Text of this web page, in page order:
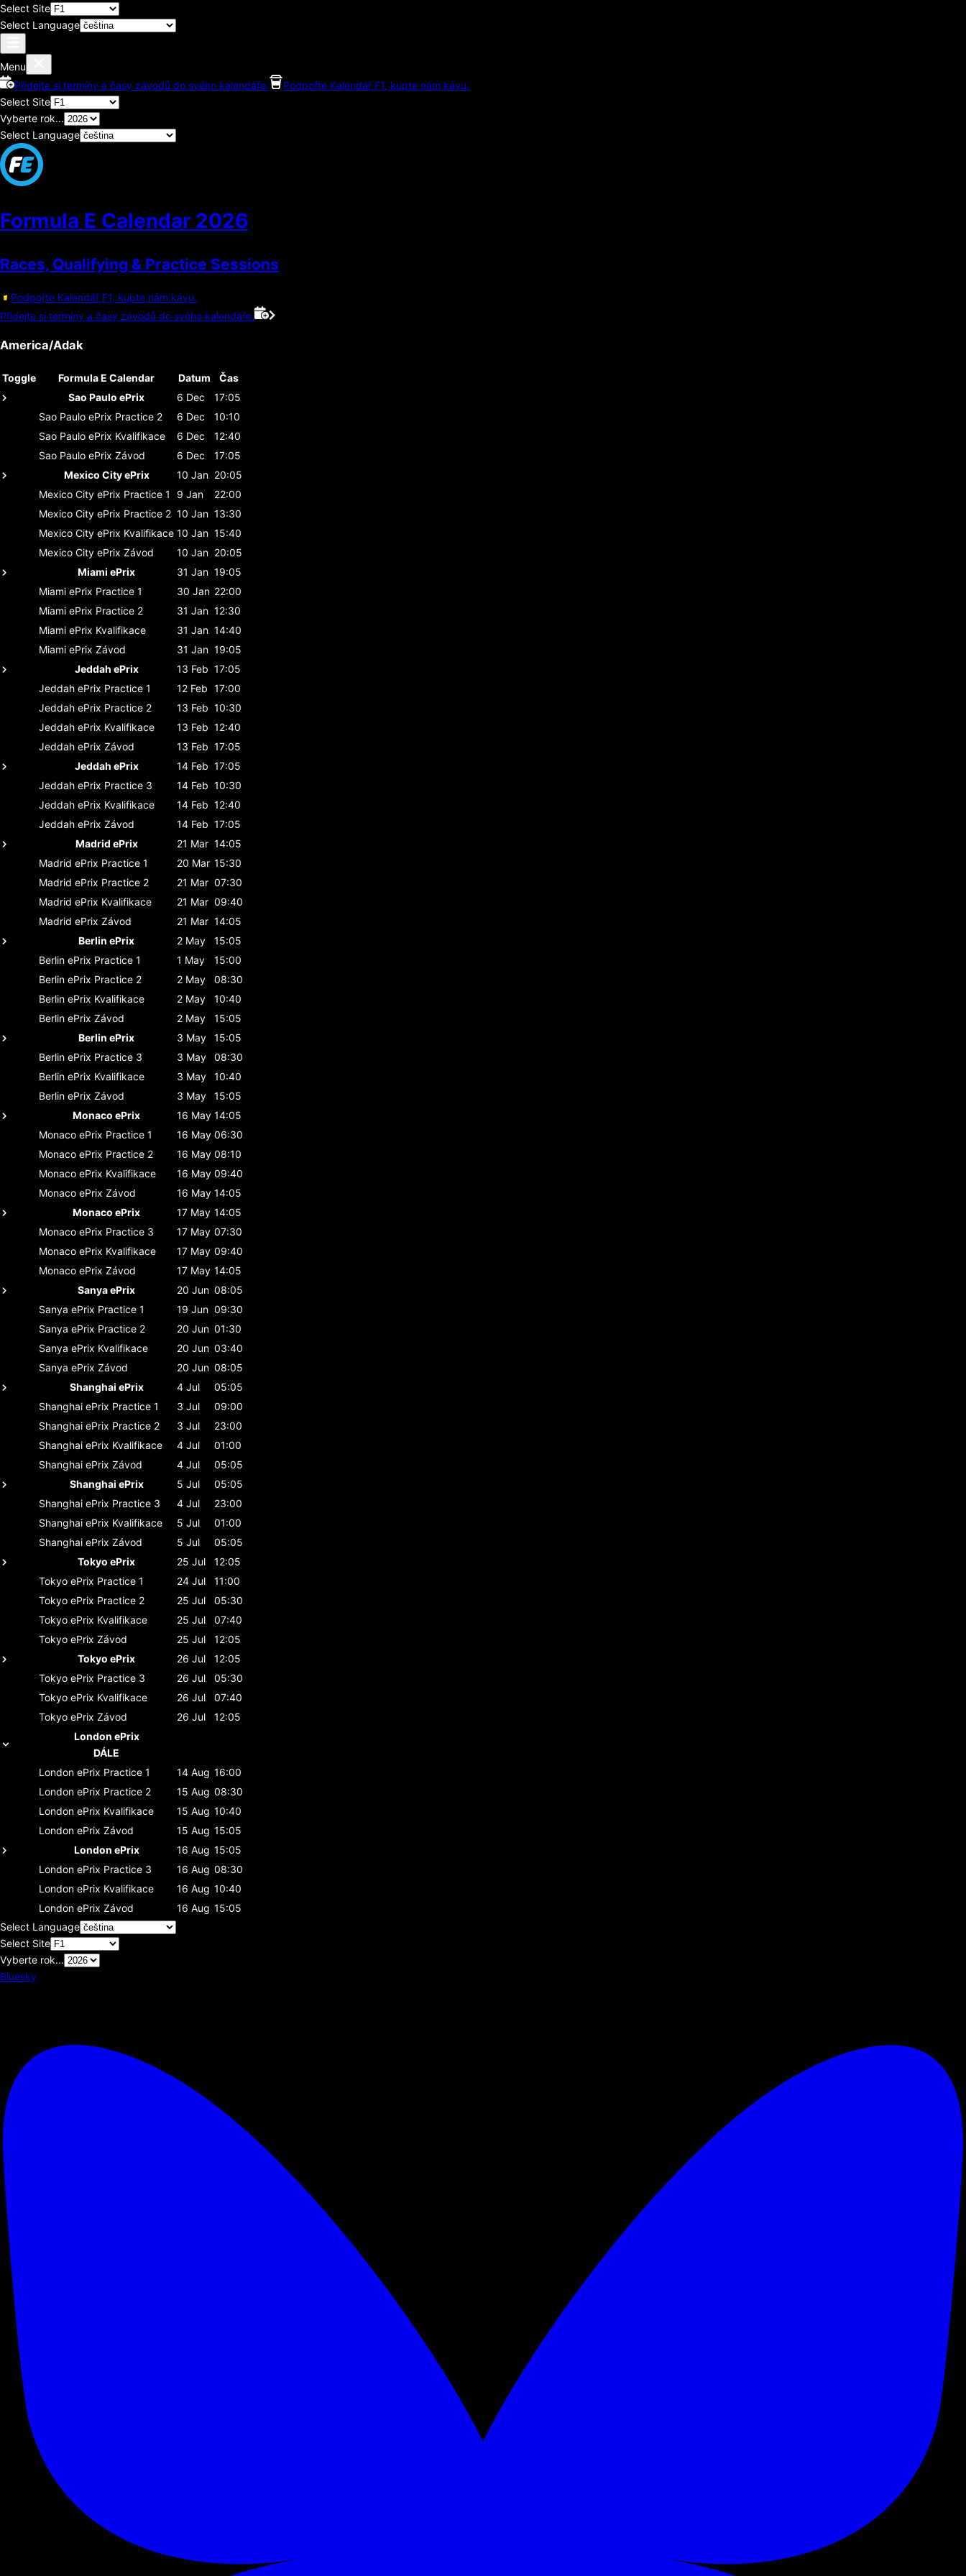
Select Site
Select Language
Menu
Přidejte si termíny a časy závodů do svého kalendáře.
Podpořte Kalendář F1, kupte nám kávu.
Select Site
Vyberte rok...
Select Language
Formula E Calendar 2026
Races, Qualifying & Practice Sessions
Podpořte Kalendář F1, kupte nám kávu.
Přidejte si termíny a časy závodů do svého kalendáře.
America/Adak
Toggle Formula E Calendar Datum
Čas
Sao Paulo ePrix
6 Dec
17:05
Sao Paulo ePrix Practice 2 6 Dec
10:10
Sao Paulo ePrix Kvalifikace 6 Dec
12:40
Sao Paulo ePrix Závod 6 Dec
17:05
Mexico City ePrix
10 Jan 20:05
Mexico City ePrix Practice 1 9 Jan
22:00
Mexico City ePrix Practice 2 10 Jan 13:30
Mexico City ePrix Kvalifikace 10 Jan 15:40
Mexico City ePrix Závod 10 Jan 20:05
Miami ePrix
31 Jan 19:05
Miami ePrix Practice 1 30 Jan 22:00
Miami ePrix Practice 2 31 Jan 12:30
Miami ePrix Kvalifikace 31 Jan 14:40
Miami ePrix Závod 31 Jan 19:05
Jeddah ePrix
13 Feb 17:05
Jeddah ePrix Practice 1 12 Feb 17:00
Jeddah ePrix Practice 2 13 Feb 10:30
Jeddah ePrix Kvalifikace 13 Feb 12:40
Jeddah ePrix Závod 13 Feb 17:05
Jeddah ePrix
14 Feb 17:05
Jeddah ePrix Practice 3 14 Feb 10:30
Jeddah ePrix Kvalifikace 14 Feb 12:40
Jeddah ePrix Závod 14 Feb 17:05
Madrid ePrix
21 Mar 14:05
Madrid ePrix Practice 1 20 Mar 15:30
Madrid ePrix Practice 2 21 Mar 07:30
Madrid ePrix Kvalifikace 21 Mar 09:40
Madrid ePrix Závod 21 Mar 14:05
Berlin ePrix
2 May
15:05
Berlin ePrix Practice 1 1 May
15:00
Berlin ePrix Practice 2 2 May
08:30
Berlin ePrix Kvalifikace 2 May
10:40
Berlin ePrix Závod 2 May
15:05
Berlin ePrix
3 May
15:05
Berlin ePrix Practice 3 3 May
08:30
Berlin ePrix Kvalifikace 3 May
10:40
Berlin ePrix Závod 3 May
15:05
Monaco ePrix
16 May 14:05
Monaco ePrix Practice 1 16 May 06:30
Monaco ePrix Practice 2 16 May 08:10
Monaco ePrix Kvalifikace 16 May 09:40
Monaco ePrix Závod 16 May 14:05
Monaco ePrix
17 May 14:05
Monaco ePrix Practice 3 17 May 07:30
Monaco ePrix Kvalifikace 17 May 09:40
Monaco ePrix Závod 17 May 14:05
Sanya ePrix
20 Jun 08:05
Sanya ePrix Practice 1 19 Jun 09:30
Sanya ePrix Practice 2 20 Jun 01:30
Sanya ePrix Kvalifikace 20 Jun 03:40
Sanya ePrix Závod 20 Jun 08:05
Shanghai ePrix
4 Jul
05:05
Shanghai ePrix Practice 1 3 Jul
09:00
Shanghai ePrix Practice 2 3 Jul
23:00
Shanghai ePrix Kvalifikace 4 Jul
01:00
Shanghai ePrix Závod 4 Jul
05:05
Shanghai ePrix
5 Jul
05:05
Shanghai ePrix Practice 3 4 Jul
23:00
Shanghai ePrix Kvalifikace 5 Jul
01:00
Shanghai ePrix Závod 5 Jul
05:05
Tokyo ePrix
25 Jul
12:05
Tokyo ePrix Practice 1 24 Jul
11:00
Tokyo ePrix Practice 2 25 Jul
05:30
Tokyo ePrix Kvalifikace 25 Jul
07:40
Tokyo ePrix Závod 25 Jul
12:05
Tokyo ePrix
26 Jul
12:05
Tokyo ePrix Practice 3 26 Jul
05:30
Tokyo ePrix Kvalifikace 26 Jul
07:40
Tokyo ePrix Závod 26 Jul
12:05
London ePrix
DÁLE
London ePrix Practice 1 14 Aug 16:00
London ePrix Practice 2 15 Aug 08:30
London ePrix Kvalifikace 15 Aug 10:40
London ePrix Závod 15 Aug 15:05
London ePrix
16 Aug 15:05
London ePrix Practice 3 16 Aug 08:30
London ePrix Kvalifikace 16 Aug 10:40
London ePrix Závod 16 Aug 15:05
Select Language
Select Site
Vyberte rok...
Bluesky